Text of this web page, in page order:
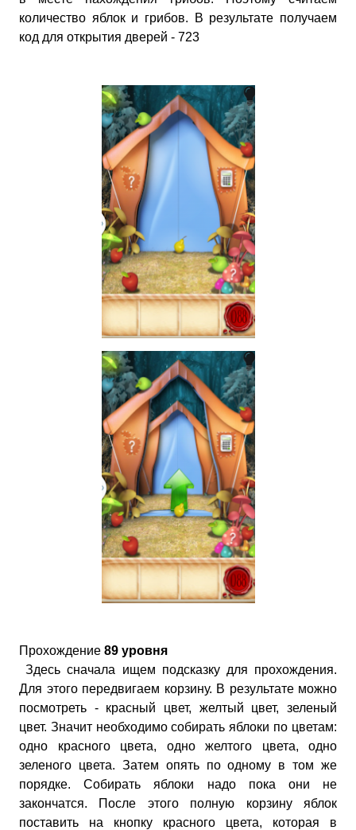
количество яблок и грибов. В результате получаем
код для открытия дверей - 723
Прохождение 89 уровня
Здесь сначала ищем подсказку для прохождения.
Для этого передвигаем корзину. В результате можно
посмотреть - красный цвет, желтый цвет, зеленый
цвет. Значит необходимо собирать яблоки по цветам:
одно красного цвета, одно желтого цвета, одно
зеленого цвета. Затем опять по одному в том же
порядке. Собирать яблоки надо пока они не
закончатся. После этого полную корзину яблок
поставить на кнопку красного цвета, которая в